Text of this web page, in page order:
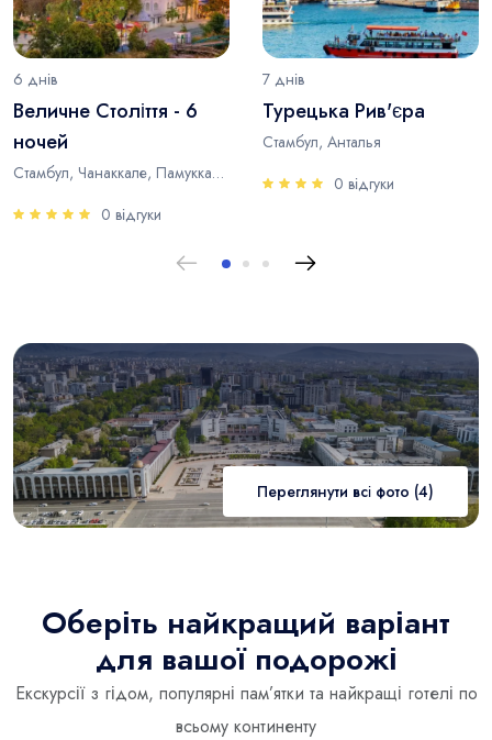
6 днів
Величне Століття - 6
ночей
Стамбул, Чанаккале, Памуккале, Анталья
0 відгуки
7 днів
Турецька Рив'єра
Стамбул, Анталья
0 відгуки
Переглянути всі фото (4)
Оберіть найкращий варіант
для вашої подорожі
Екскурсії з гідом, популярні пам’ятки та найкращі готелі по
всьому континенту